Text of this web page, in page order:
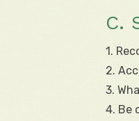
C.
1.
2.
3.
4. Be